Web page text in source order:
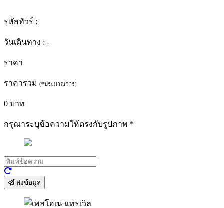
รหัสทัวร์ :
วันเดินทาง : -
ราคา
ราคารวม (*ประมาณการ)
0 บาท
กรุณาระบุข้อความให้ตรงกับรูปภาพ *
ส่งข้อมูล